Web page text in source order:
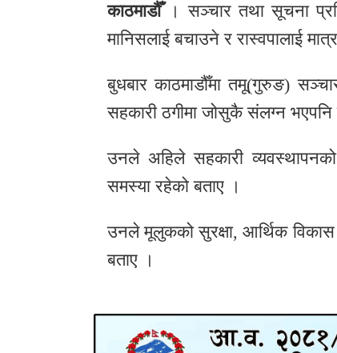
काठमाडौँ। सञ्चार तथा सूचना
मानिसलाई बचाउने र रास्वपालाई
बुधबार काठमाडौँमा तमू(गुरुङ)
सहकारी ठगीमा जोसुकै संलग्न भएपनि
उनले अहिले सहकारी
समस्या रहेको बताए ।
उनले मूलुकको सुरक्षा, आर्थिक विकास
बताए ।